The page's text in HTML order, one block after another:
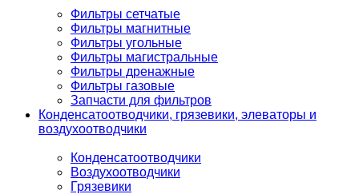
Фильтры сетчатые
Фильтры магнитные
Фильтры угольные
Фильтры магистральные
Фильтры дренажные
Фильтры газовые
Запчасти для фильтров
Конденсатоотводчики, грязевики, элеваторы и
воздухоотводчики
Конденсатоотводчики
Воздухоотводчики
Грязевики